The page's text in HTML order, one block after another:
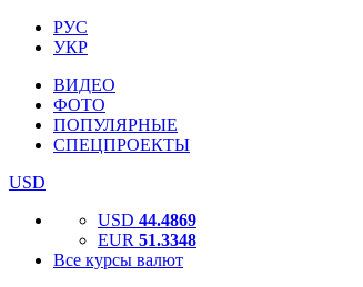
РУС
УКР
ВИДЕО
ФОТО
ПОПУЛЯРНЫЕ
СПЕЦПРОЕКТЫ
USD
USD 44.4869
EUR 51.3348
Все курсы валют